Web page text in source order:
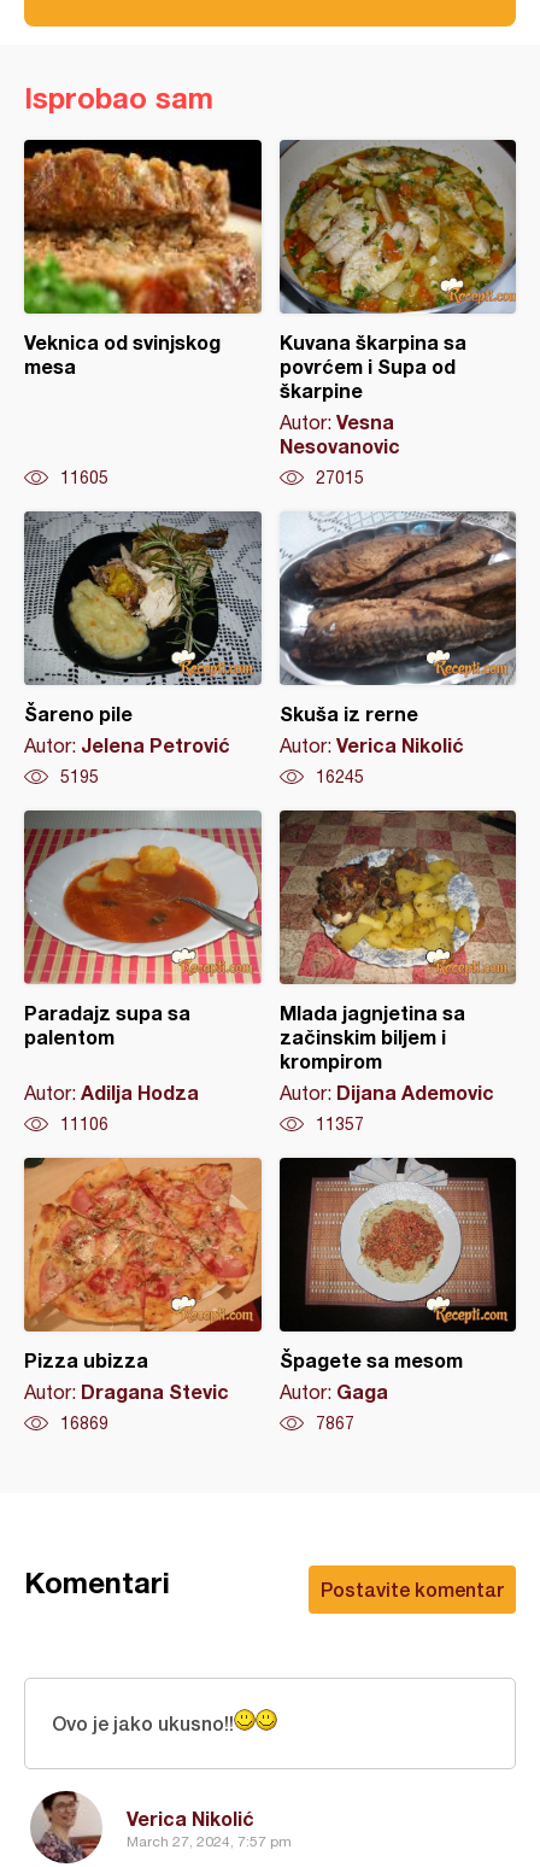
Isprobao sam
Veknica od svinjskog
mesa
11605
Kuvana škarpina sa
povrćem i Supa od
škarpine
Autor: Vesna
Nesovanovic
27015
Šareno pile
Autor: Jelena Petrović
5195
Skuša iz rerne
Autor: Verica Nikolić
16245
Paradajz supa sa
palentom
Autor: Adilja Hodza
11106
Mlada jagnjetina sa
začinskim biljem i
krompirom
Autor: Dijana Ademovic
11357
Pizza ubizza
Autor: Dragana Stevic
16869
Špagete sa mesom
Autor: Gaga
7867
Postavite komentar
Komentari
Verica Nikolić
March 27, 2024, 7:57 pm
Ovo je jako ukusno!!